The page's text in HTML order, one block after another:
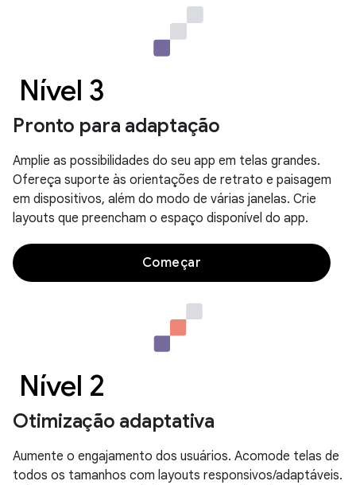
Nível 3
Pronto para adaptação
Amplie as possibilidades do seu app em telas grandes.
Ofereça suporte às orientações de retrato e paisagem
em dispositivos, além do modo de várias janelas. Crie
layouts que preencham o espaço disponível do app.
Começar
Nível 2
Otimização adaptativa
Aumente o engajamento dos usuários. Acomode telas de
todos os tamanhos com layouts responsivos/adaptáveis.